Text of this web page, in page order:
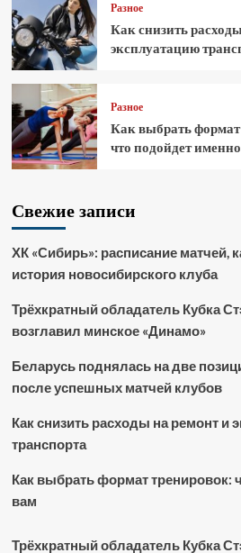
Разное
Как снизить
эксплуатацию
Разное
Как выбрать
что подойдет
Свежие записи
ХК «Сибирь»: расписание матчей,
история новосибирского клуба
Трёхкратный обладатель Кубка
возглавил минское «Динамо»
Беларусь поднялась на две
после успешных матчей клубов
Как снизить расходы на ремонт и
транспорта
Как выбрать формат тренировок:
вам
Трёхкратный обладатель Кубка